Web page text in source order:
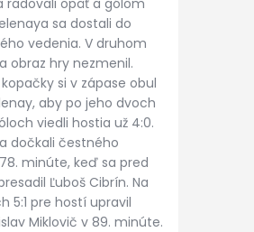
sa dostali do
vedenia. V druhom
obraz hry nezmenil.
si v zápase obul
aby po jeho dvoch
viedli hostia už 4:0.
dočkali čestného
minúte, keď sa pred
Ľuboš Cibrín. Na
5:1 pre hostí upravil
Miklovič v 89. minúte.